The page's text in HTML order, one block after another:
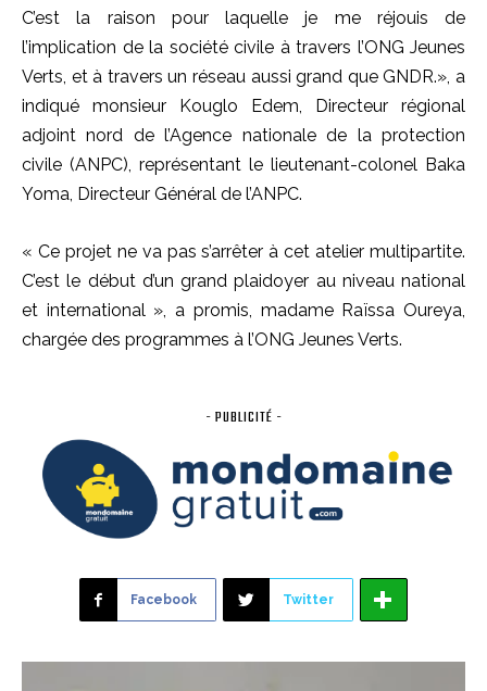
C’est la raison pour laquelle je me réjouis de
l’implication de la société civile à travers l’ONG Jeunes
Verts, et à travers un réseau aussi grand que GNDR.», a
indiqué monsieur Kouglo Edem, Directeur régional
adjoint nord de l’Agence nationale de la protection
civile (ANPC), représentant le lieutenant-colonel Baka
Yoma, Directeur Général de l’ANPC.
« Ce projet ne va pas s’arrêter à cet atelier multipartite.
C’est le début d’un grand plaidoyer au niveau national
et international », a promis, madame Raïssa Oureya,
chargée des programmes à l’ONG Jeunes Verts.
- PUBLICITÉ -
Facebook Twitter